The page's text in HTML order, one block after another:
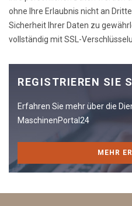
ohne Ihre Erlaubnis nicht an
Sicherheit Ihrer Daten zu
vollständig mit SSL-
REGISTRIEREN SIE
Erfahren Sie mehr über die
MaschinenPortal24
MEHR